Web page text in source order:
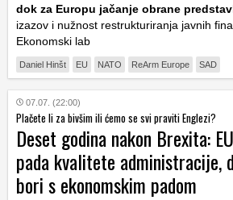
dok za Europu jačanje obrane
izazov i nužnost restrukturiranja javnih
Ekonomski lab
Daniel Hinšt EU NATO ReArm Europe SAD
07.07. (22:00)
Plačete li za bivšim ili ćemo se svi praviti Englezi?
Deset godina nakon Brexita:
pada kvalitete administracije,
bori s ekonomskim padom